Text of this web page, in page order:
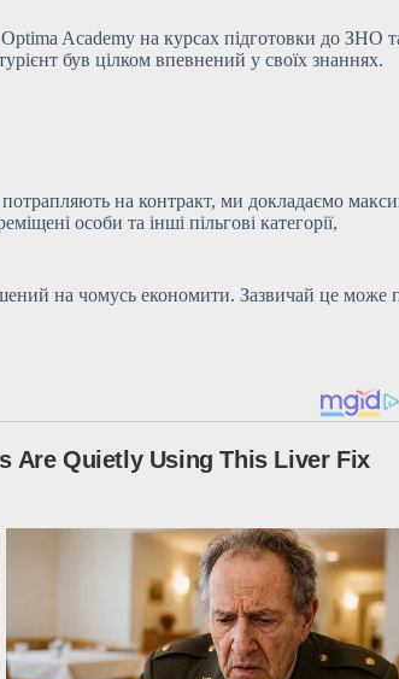
Academy на курсах підготовки до ЗНО
був цілком впевнений у своїх знаннях.
на контракт, ми докладаємо
особи та інші пільгові категорії,
на чомусь економити. Зазвичай це може